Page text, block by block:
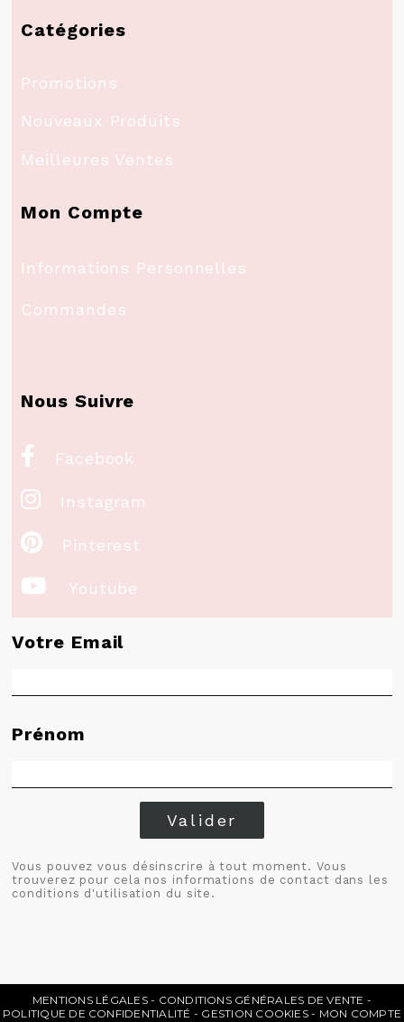
Catégories
Promotions
Nouveaux Produits
Meilleures Ventes
Mon Compte
Informations Personnelles
Commandes
Nous Suivre
 Facebook
 Instagram
 Pinterest
 Youtube
Votre Email
Prénom
Valider
Vous pouvez vous désinscrire à tout moment. Vous
trouverez pour cela nos informations de contact dans les
conditions d'utilisation du site.
MENTIONS LÉGALES
CONDITIONS GÉNÉRALES DE VENTE
POLITIQUE DE CONFIDENTIALITÉ
GESTION COOKIES
MON COMPTE